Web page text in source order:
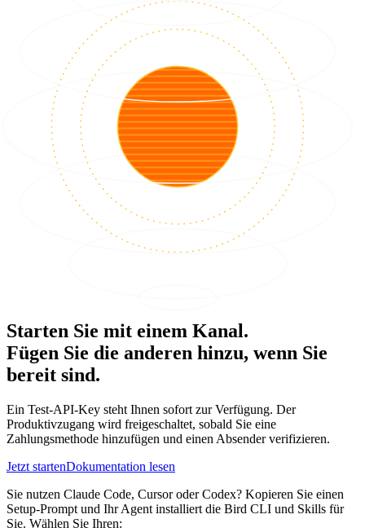
Starten Sie mit einem Kanal.
Fügen Sie die anderen hinzu, wenn Sie
bereit sind.
Ein Test-API-Key steht Ihnen sofort zur Verfügung. Der
Produktivzugang wird freigeschaltet, sobald Sie eine
Zahlungsmethode hinzufügen und einen Absender verifizieren.
Jetzt startenDokumentation lesen
Sie nutzen Claude Code, Cursor oder Codex? Kopieren Sie einen
Setup-Prompt und Ihr Agent installiert die Bird CLI und Skills für
Sie. Wählen Sie Ihren: